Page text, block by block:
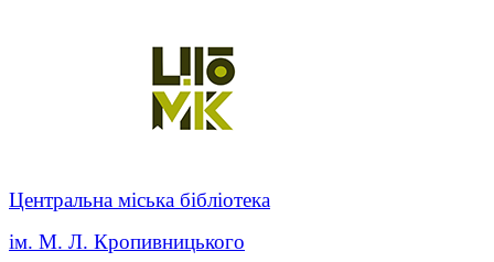
Центральна міська бібліотека
ім. М. Л. Кропивницького